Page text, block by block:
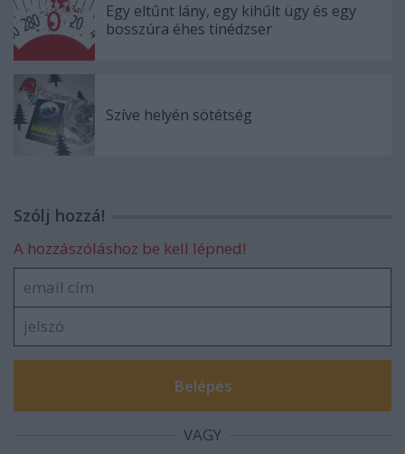
Egy eltűnt lány, egy kihűlt ügy és egy
bosszúra éhes tinédzser
Szíve helyén sötétség
Szólj hozzá!
A hozzászóláshoz be kell lépned!
VAGY